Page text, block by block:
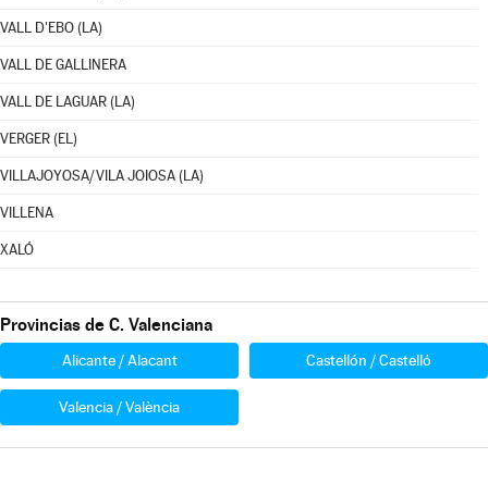
VALL D'EBO (LA)
VALL DE GALLINERA
VALL DE LAGUAR (LA)
VERGER (EL)
VILLAJOYOSA/VILA JOIOSA (LA)
VILLENA
XALÓ
Provincias de C. Valenciana
Alicante / Alacant Castellón / Castelló
Valencia / València